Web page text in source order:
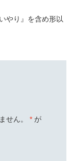
やり』を含め形以
せん。 * が